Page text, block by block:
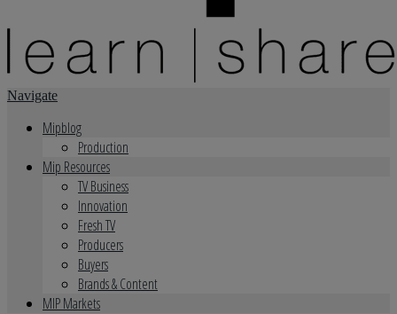
Navigate
Mipblog
Production
Mip Resources
TV Business
Innovation
Fresh TV
Producers
Buyers
Brands & Content
MIP Markets